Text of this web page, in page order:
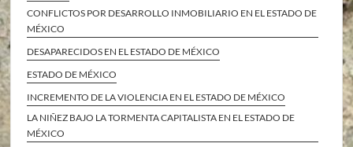
CONFLICTOS POR DESARROLLO INMOBILIARIO EN EL ESTADO DE
MÉXICO
DESAPARECIDOS EN EL ESTADO DE MÉXICO
ESTADO DE MÉXICO
INCREMENTO DE LA VIOLENCIA EN EL ESTADO DE MÉXICO
LA NIÑEZ BAJO LA TORMENTA CAPITALISTA EN EL ESTADO DE
MÉXICO